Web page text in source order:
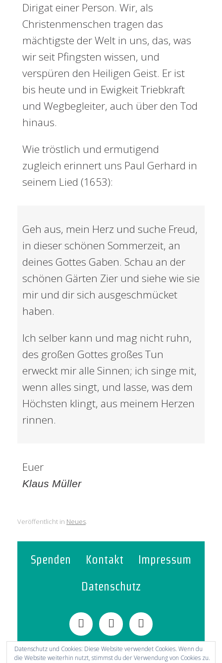
Dirigat einer Person. Wir, als
Christenmenschen tragen das
mächtigste der Welt in uns, das, was
wir seit Pfingsten wissen, und
verspüren den Heiligen Geist. Er ist
bis heute und in Ewigkeit Triebkraft
und Wegbegleiter, auch über den Tod
hinaus.
Wie tröstlich und ermutigend
zugleich erinnert uns Paul Gerhard in
seinem Lied (1653):
Geh aus, mein Herz und suche Freud,
in dieser schönen Sommerzeit, an
deines Gottes Gaben. Schau an der
schönen Gärten Zier und siehe wie sie
mir und dir sich ausgeschmücket
haben.
Ich selber kann und mag nicht ruhn,
des großen Gottes großes Tun
erweckt mir alle Sinnen; ich singe mit,
wenn alles singt, und lasse, was dem
Höchsten klingt, aus meinem Herzen
rinnen.
Euer
Klaus Müller
Veröffentlicht in Neues
Spenden Kontakt
Impressum
Datenschutz
Datenschutz und Cookies: Diese Website verwendet Cookies. Wenn du
die Website weiterhin nutzt, stimmst du der Verwendung von Cookies zu.